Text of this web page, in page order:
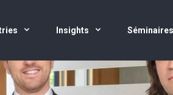
Insights Séminaires